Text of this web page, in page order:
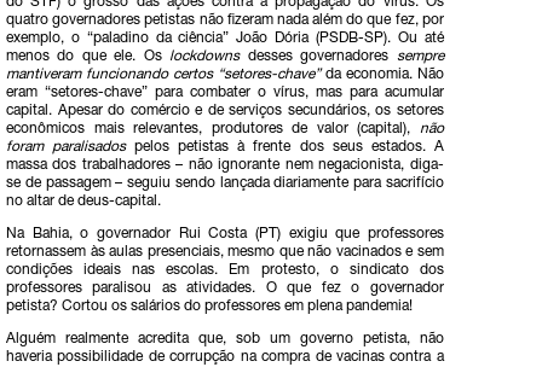
quatro governadores petistas não fizeram nada além do que fez, por
exemplo, o “paladino da ciência” João Dória (PSDB-SP). Ou até
menos do que ele. Os lockdownsdesses governadores sempre
mantiveram funcionando certos “setores-chave” da economia. Não
eram “setores-chave” para combater o vírus, mas para acumular
capital. Apesar do comércio e de serviços secundários, os setores
econômicos mais relevantes, produtores de valor (capital), não
foram paralisadospelos petistas à frente dos seus estados. A
massa dos trabalhadores – não ignorante nem negacionista, diga-
se de passagem – seguiu sendo lançada diariamente para sacrifício
no altar de deus-capital.
Na Bahia, o governador Rui Costa (PT) exigiu que professores
retornassem às aulas presenciais, mesmo que não vacinados e sem
condições ideais nas escolas. Em protesto, o sindicato dos
professores paralisou as atividades. O que fez o governador
petista? Cortou os salários do professores em plena pandemia!
Alguém realmente acredita que, sob um governo petista, não
haveria possibilidade de corrupção na compra de vacinas contra a